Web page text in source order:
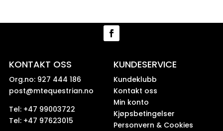
KONTAKT OSS
Org.no: 927 444 186
post@mtequestrian.no
Tel: +47 99003722
Tel: +47 97623015
KUNDESERVICE
Kundeklubb
Kontakt oss
Min konto
Kjøpsbetingelser
Personvern & Cookies